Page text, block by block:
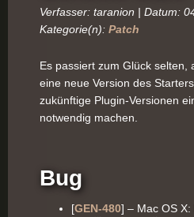
Verfasser: taranion | Datum:
Kategorie(n): Patch
Es passiert zum Glück selten,
eine neue Version des
zukünftige Plugin-Versionen
notwendig machen.
Bug
[GEN-480] – Mac OS